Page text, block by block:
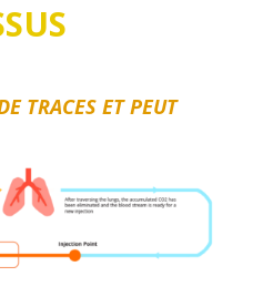
TRACES ET PEUT